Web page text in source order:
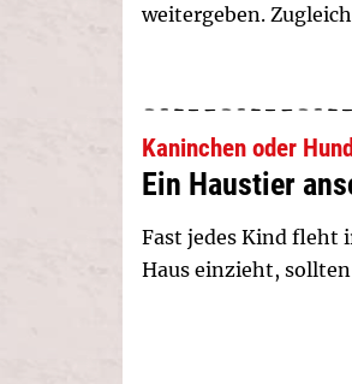
weitergeben.
Kaninchen oder Hund
Ein Haustier
Fast jedes Kind fleht
Haus einzieht,